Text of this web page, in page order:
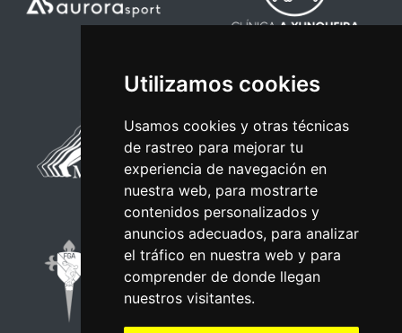
Utilizamos cookies
Usamos cookies y otras técnicas
de rastreo para mejorar tu
experiencia de navegación en
nuestra web, para mostrarte
contenidos personalizados y
anuncios adecuados, para analizar
el tráfico en nuestra web y para
comprender de donde llegan
nuestros visitantes.